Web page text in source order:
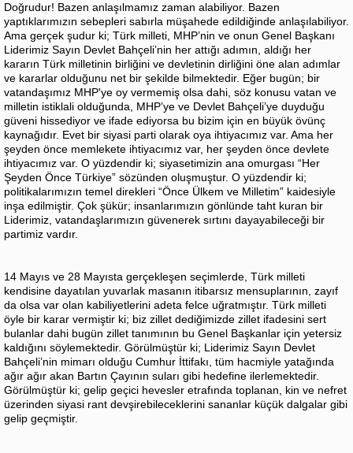
Doğrudur! Bazen anlaşılmamız zaman alabiliyor. Bazen
yaptıklarımızın sebepleri sabırla müşahede edildiğinde anlaşılabiliyor.
Ama gerçek şudur ki; Türk milleti, MHP’nin ve onun Genel Başkanı
Liderimiz Sayın Devlet Bahçeli’nin her attığı adımın, aldığı her
kararın Türk milletinin birliğini ve devletinin dirliğini öne alan adımlar
ve kararlar olduğunu net bir şekilde bilmektedir. Eğer bugün; bir
vatandaşımız MHP'ye oy vermemiş olsa dahi, söz konusu vatan ve
milletin istiklali olduğunda, MHP’ye ve Devlet Bahçeli’ye duyduğu
güveni hissediyor ve ifade ediyorsa bu bizim için en büyük övünç
kaynağıdır. Evet bir siyasi parti olarak oya ihtiyacımız var. Ama her
şeyden önce memlekete ihtiyacımız var, her şeyden önce devlete
ihtiyacımız var. O yüzdendir ki; siyasetimizin ana omurgası “Her
Şeyden Önce Türkiye” sözünden oluşmuştur. O yüzdendir ki;
politikalarımızın temel direkleri “Önce Ülkem ve Milletim” kaidesiyle
inşa edilmiştir. Çok şükür; insanlarımızın gönlünde taht kuran bir
Liderimiz, vatandaşlarımızın güvenerek sırtını dayayabileceği bir
partimiz vardır.
14 Mayıs ve 28 Mayısta gerçekleşen seçimlerde, Türk milleti
kendisine dayatılan yuvarlak masanın itibarsız mensuplarının, zayıf
da olsa var olan kabiliyetlerini adeta felce uğratmıştır. Türk milleti
öyle bir karar vermiştir ki; biz zillet dediğimizde zillet ifadesini sert
bulanlar dahi bugün zillet tanımının bu Genel Başkanlar için yetersiz
kaldığını söylemektedir. Görülmüştür ki; Liderimiz Sayın Devlet
Bahçeli’nin mimarı olduğu Cumhur İttifakı, tüm hacmiyle yatağında
ağır ağır akan Bartın Çayının suları gibi hedefine ilerlemektedir.
Görülmüştür ki; gelip geçici hevesler etrafında toplanan, kin ve nefret
üzerinden siyasi rant devşirebileceklerini sananlar küçük dalgalar gibi
gelip geçmiştir.